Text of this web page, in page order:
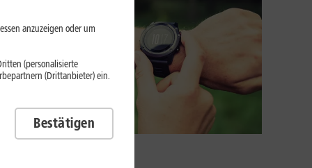
anzuzeigen oder um
(personalisierte
(Drittanbieter) ein.
Bestätigen